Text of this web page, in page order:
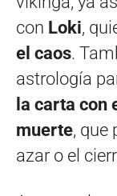
con Loki,
el caos.
astrología
la carta con
muerte, que
azar o el